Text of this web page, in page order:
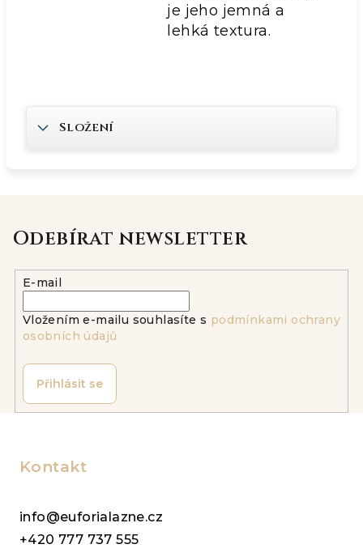
je jeho jemná a
lehká textura.
Složení
Odebírat newsletter
E-mail
Vložením e-mailu souhlasíte s podmínkami ochrany
osobních údajů
Přihlásit se
Kontakt
info@euforialazne.cz
+420 777 737 555